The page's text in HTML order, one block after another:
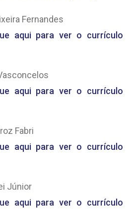
Fernandes
aqui para ver o currículo
aqui para ver o currículo
Fabri
aqui para ver o currículo
Júnior
aqui para ver o currículo